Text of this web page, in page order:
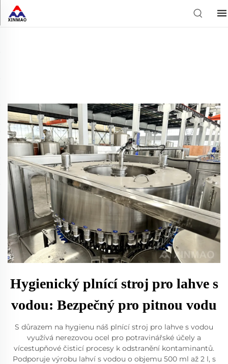
Hygienický plnící stroj pro lahve s
vodou: Bezpečný pro pitnou vodu
S důrazem na hygienu náš plnící stroj pro lahve s vodou
využívá nerezovou ocel pro potravinářské účely a
vícestupňové čisticí procesy k odstranění kontaminantů.
Podporuje výrobu lahví s vodou o objemu 500 ml až 2 l, s